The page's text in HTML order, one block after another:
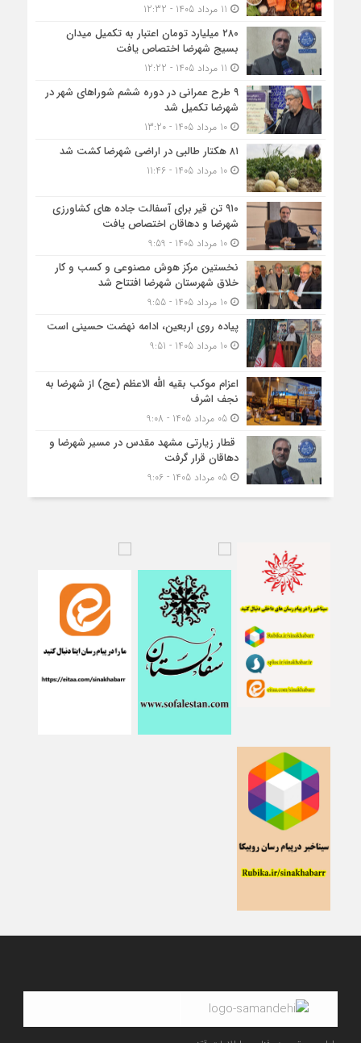
۲۸۰ میلیارد تومان اعتبار به تکمیل میدان
بسیج شهرضا اختصاص یافت
۹ طرح عمرانی در دوره ششم شوراهای شهر در
شهرضا تکمیل شد
10 مرداد 1405 - 13:20
۸۱ هکتار طالبی در اراضی شهرضا کشت شد
10 مرداد 1405 - 11:46
۹۱۰ تن قیر برای آسفالت جاده های کشاورزی
شهرضا و دهاقان اختصاص یافت
10 مرداد 1405 - 9:59
نخستین مرکز هوش مصنوعی و کسب‌ و کار
خلاق شهرستان شهرضا افتتاح شد
10 مرداد 1405 - 9:55
پیاده روی اربعین، ادامه نهضت حسینی است
10 مرداد 1405 - 9:51
اعزام موکب بقیه الله الاعظم (عج) از شهرضا به
نجف اشرف
05 مرداد 1405 - 9:08
قطار زیارتی مشهد مقدس در مسیر شهرضا و
دهاقان قرار گرفت
05 مرداد 1405 - 9:06